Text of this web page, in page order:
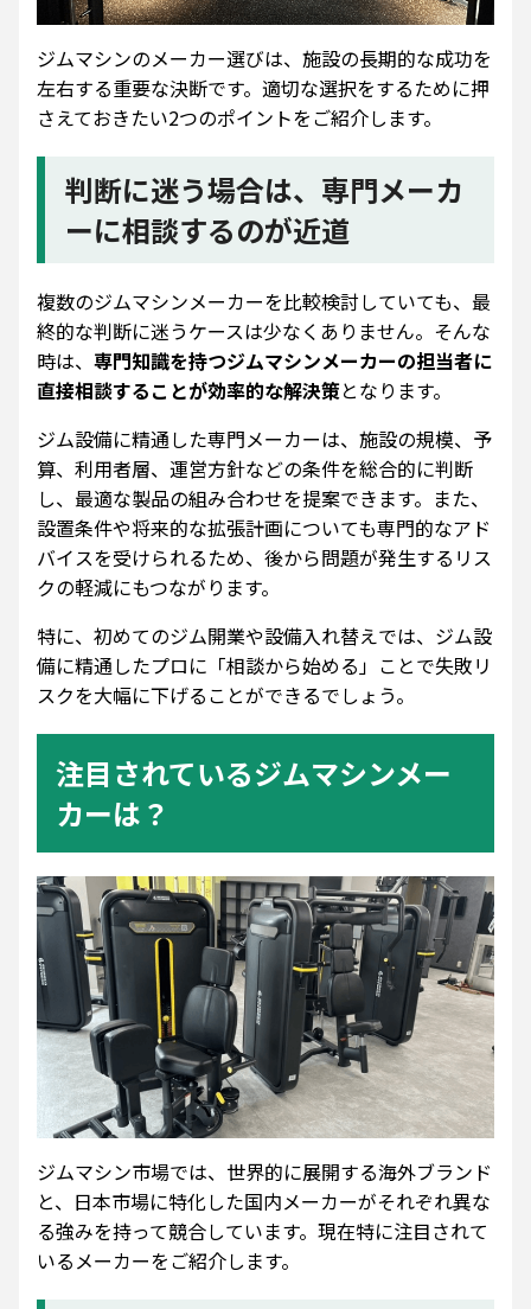
ジムマシンのメーカー選びは、施設の長期的な成功を
左右する重要な決断です。適切な選択をするために押
さえておきたい2つのポイントをご紹介します。
判断に迷う場合は、専門メーカ
ーに相談するのが近道
複数のジムマシンメーカーを比較検討していても、最
終的な判断に迷うケースは少なくありません。そんな
時は、 専門知識を持つジムマシンメーカーの担当者に
直接相談することが効率的な解決策となります。
ジム設備に精通した専門メーカーは、施設の規模、予
算、利用者層、運営方針などの条件を総合的に判断
し、最適な製品の組み合わせを提案できます。また、
設置条件や将来的な拡張計画についても専門的なアド
バイスを受けられるため、後から問題が発生するリス
クの軽減にもつながります。
特に、初めてのジム開業や設備入れ替えでは、ジム設
備に精通したプロに「相談から始める」ことで失敗リ
スクを大幅に下げることができるでしょう。
注目されているジムマシンメー
カーは？
ジムマシン市場では、世界的に展開する海外ブランド
と、日本市場に特化した国内メーカーがそれぞれ異な
る強みを持って競合しています。現在特に注目されて
いるメーカーをご紹介します。